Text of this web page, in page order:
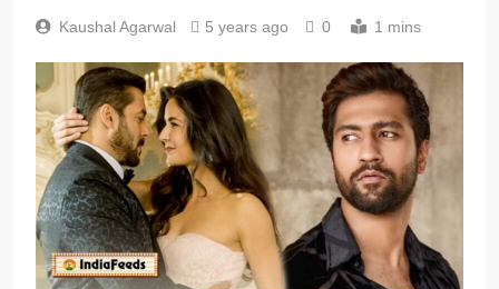
Kaushal Agarwal 5 years ago 0 1 mins